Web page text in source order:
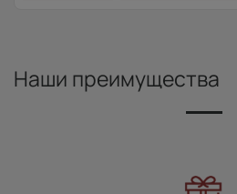
Наши преимущества